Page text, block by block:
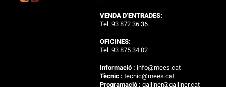
VENDA D’ENTRADES:
Tel. 93 872 36 36
OFICINES:
Tel. 93 875 34 02
Informació : info@mees.cat
Tècnic :tecnic@mees.cat
Programació :galliner@galliner.cat